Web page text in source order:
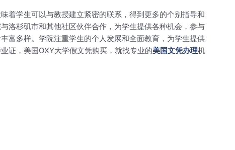
着学生可以与教授建立紧密的联系，得到更多的个别指导和
洛杉矶市和其他社区伙伴合作，为学生提供各种机会，参与
富多样。学院注重学生的个人发展和全面教育，为学生提供
证，美国OXY大学假文凭购买，就找专业的美国文凭办理机